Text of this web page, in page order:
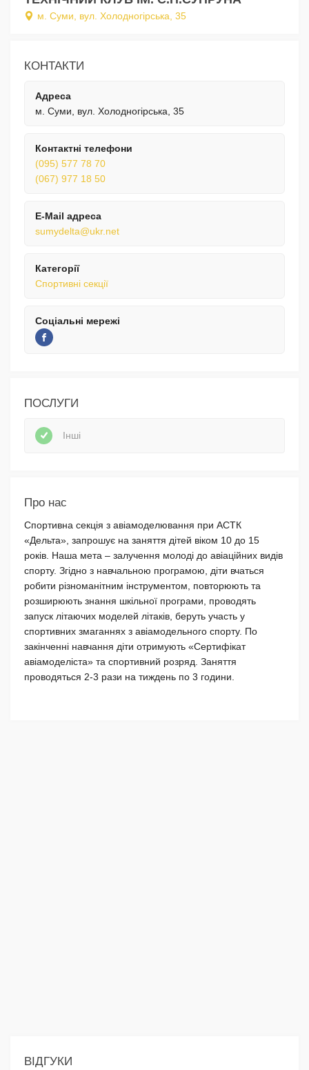
м. Суми, вул. Холодногірська, 35
КОНТАКТИ
Адреса
м. Суми, вул. Холодногірська, 35
Контактні телефони
(095) 577 78 70
(067) 977 18 50
E-Mail адреса
sumydelta@ukr.net
Категорії
Спортивні секції
Соціальні мережі
ПОСЛУГИ
Інші
Про нас
Спортивна секція з авіамоделювання при АСТК
«Дельта», запрошує на заняття дітей віком 10 до 15
років. Наша мета – залучення молоді до авіаційних видів
спорту. Згідно з навчальною програмою, діти вчаться
робити різноманітним інструментом, повторюють та
розширюють знання шкільної програми, проводять
запуск літаючих моделей літаків, беруть участь у
спортивних змаганнях з авіамодельного спорту. По
закінченні навчання діти отримують «Сертифікат
авіамоделіста» та спортивний розряд. Заняття
проводяться 2-3 рази на тиждень по 3 години.
ВІДГУКИ